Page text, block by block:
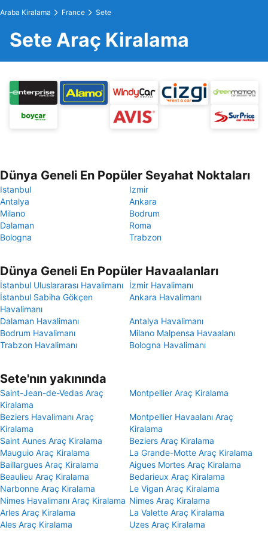
Araba Kiralama France Sete
Sete Araç Kiralama
Dünya Geneli En Popüler Seyahat Noktaları
Istanbul
Izmir
Antalya
Ankara
Milano
Bodrum
Dalaman
Roma
Bologna
Trabzon
Dünya Geneli En Popüler Havaalanları
İstanbul Uluslararası Havalimanı
İzmir Havalimanı
İstanbul Sabiha Gökçen
Havalimanı
Ankara Havalimanı
Dalaman Havalimanı
Antalya Havalimanı
Bodrum Havalimanı
Milano Malpensa Havaalanı
Trabzon Havalimanı
Bologna Havalimanı
Sete'nın yakınında
Saint-Jean-de-Vedas Araç
Kiralama
Montpellier Araç Kiralama
Beziers Havalimanı Araç
Kiralama
Montpellier Havaalanı Araç
Kiralama
Saint Aunes Araç Kiralama
Beziers Araç Kiralama
Mauguio Araç Kiralama
La Grande-Motte Araç Kiralama
Baillargues Araç Kiralama
Aigues Mortes Araç Kiralama
Beaulieu Araç Kiralama
Bedarieux Araç Kiralama
Narbonne Araç Kiralama
Le Vigan Araç Kiralama
Nimes Havalimanı Araç Kiralama Nimes Araç Kiralama
Arles Araç Kiralama
La Valette Araç Kiralama
Ales Araç Kiralama
Uzes Araç Kiralama